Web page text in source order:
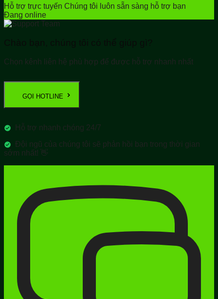
Hỗ trợ trực tuyến Chúng tôi luôn sẵn sàng hỗ trợ bạn
Đang online
Chào bạn, chúng tôi có thể giúp gì?
Chọn kênh liên hệ phù hợp để được hỗ trợ nhanh nhất
GỌI HOTLINE
Hỗ trợ nhanh chóng 24/7
Đội ngũ của chúng tôi sẽ phản hồi bạn trong thời gian
sớm nhất! 👋